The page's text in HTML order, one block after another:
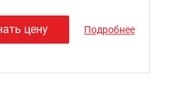
цену Подробнее